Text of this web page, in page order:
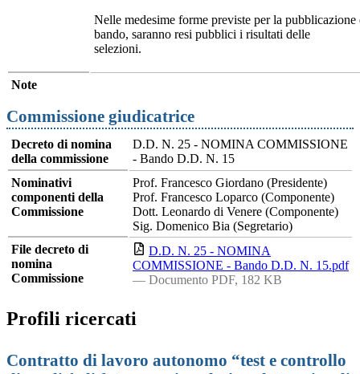
Nelle medesime forme previste per la pubblicazione
bando, saranno resi pubblici i risultati delle
selezioni.
Note
Commissione giudicatrice
Decreto di nomina
della commissione
D.D. N. 25 - NOMINA COMMISSIONE
- Bando D.D. N. 15
Nominativi
componenti della
Commissione
Prof. Francesco Giordano (Presidente)
Prof. Francesco Loparco (Componente)
Dott. Leonardo di Venere (Componente)
Sig. Domenico Bia (Segretario)
File decreto di
nomina
Commissione
D.D. N. 25 - NOMINA
COMMISSIONE - Bando D.D. N. 15.pdf
— Documento PDF, 182 KB
Profili ricercati
Contratto di lavoro autonomo “test e controllo